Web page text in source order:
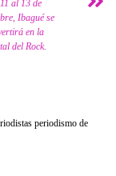
al 13 de
Ibagué se
en la
del Rock.
periodismo de